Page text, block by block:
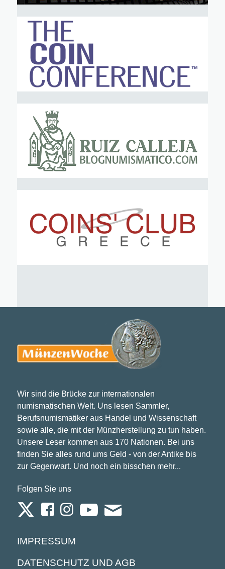
Wir sind die Brücke zur internationalen
numismatischen Welt. Uns lesen Sammler,
Berufsnumismatiker aus Handel und Wissenschaft
sowie alle, die mit der Münzherstellung zu tun haben.
Unsere Leser kommen aus 170 Nationen. Bei uns
finden Sie alles rund ums Geld - von der Antike bis
zur Gegenwart. Und noch ein bisschen mehr...
Folgen Sie uns
IMPRESSUM
DATENSCHUTZ UND AGB